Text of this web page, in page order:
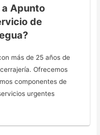
Apunto
de
más de 25 años de
Ofrecemos
componentes de
urgentes